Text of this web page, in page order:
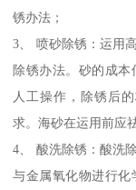
锈办法；
3、 喷砂除锈：运用
除锈办法。砂的成
人工操作，除锈后
求。海砂在运用前应
4、 酸洗除锈：酸洗
与金属氧化物进行化